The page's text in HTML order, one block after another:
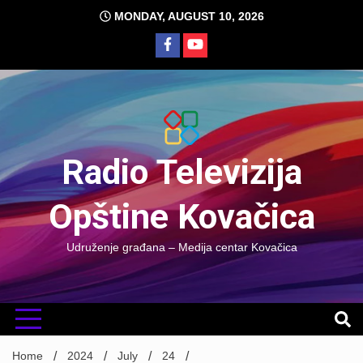
MONDAY, AUGUST 10, 2026
Radio Televizija
Opštine Kovačica
Udruženje građana – Medija centar Kovačica
Home 2024 July 24